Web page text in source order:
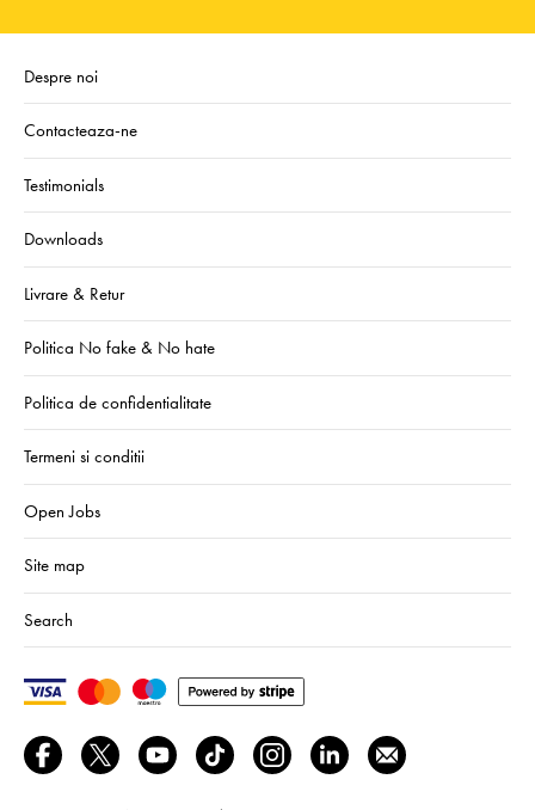
Despre noi
Contacteaza-ne
Testimonials
Downloads
Livrare & Retur
Politica No fake & No hate
Politica de confidentialitate
Termeni si conditii
Open Jobs
Site map
Search